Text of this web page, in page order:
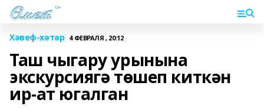
Хәвеф-хәтәр 4 ФЕВРАЛЯ , 20:12
Таш чыгару урынына
экскурсиягә төшеп киткән
ир-ат югалган